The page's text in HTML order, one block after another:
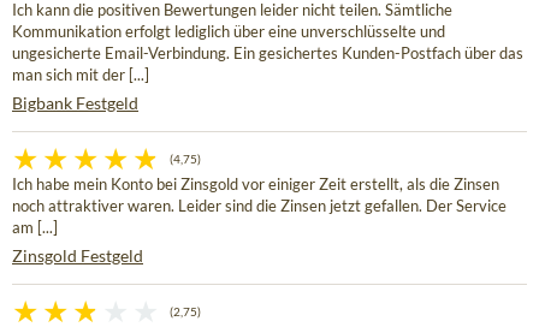
Ich kann die positiven Bewertungen leider nicht teilen. Sämtliche
Kommunikation erfolgt lediglich über eine unverschlüsselte und
ungesicherte Email-Verbindung. Ein gesichertes Kunden-Postfach über das
man sich mit der [...]
Bigbank Festgeld
(4,75)
Ich habe mein Konto bei Zinsgold vor einiger Zeit erstellt, als die Zinsen
noch attraktiver waren. Leider sind die Zinsen jetzt gefallen. Der Service
am [...]
Zinsgold Festgeld
(2,75)